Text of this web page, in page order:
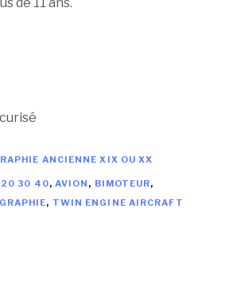
ANCIENNE XIX OU XX
20 30 40, AVION , BIMOTEUR,
, TWIN ENGINE AIRCRAFT